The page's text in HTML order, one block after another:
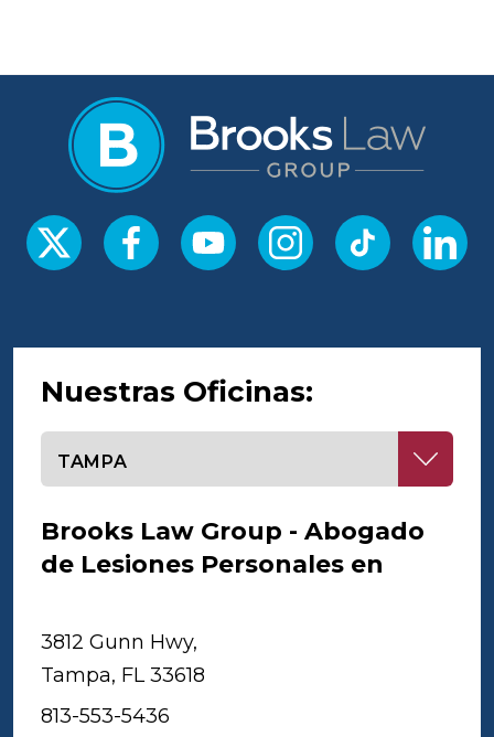
Nuestras Oficinas:
Brooks Law Group - Abogado
de Lesiones Personales en
3812 Gunn Hwy,
Tampa, FL 33618
813-553-5436